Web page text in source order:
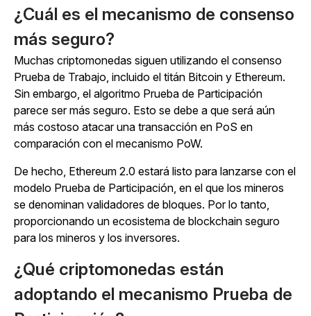
¿Cuál es el mecanismo de consenso
más seguro?
Muchas criptomonedas siguen utilizando el consenso
Prueba de Trabajo, incluido el titán Bitcoin y Ethereum.
Sin embargo, el algoritmo Prueba de Participación
parece ser más seguro. Esto se debe a que será aún
más costoso atacar una transacción en PoS en
comparación con el mecanismo PoW.
De hecho, Ethereum 2.0 estará listo para lanzarse con el
modelo Prueba de Participación, en el que los mineros
se denominan validadores de bloques. Por lo tanto,
proporcionando un ecosistema de blockchain seguro
para los mineros y los inversores.
¿Qué criptomonedas están
adoptando el mecanismo Prueba de